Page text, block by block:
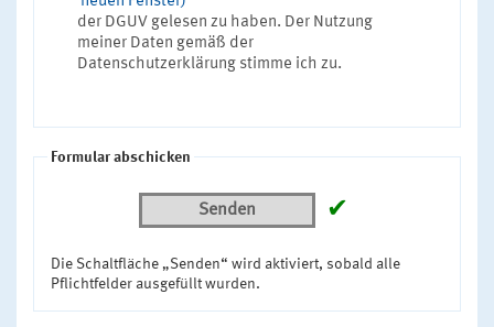
der DGUV gelesen zu haben. Der Nutzung
meiner Daten gemäß der
Datenschutzerklärung stimme ich zu.
Formular abschicken
Senden ✔
Die Schaltfläche „Senden“ wird aktiviert, sobald alle
Pflichtfelder ausgefüllt wurden.